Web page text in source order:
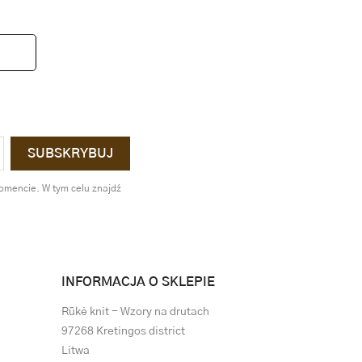
W tym celu znajdź
INFORMACJA O SKLEPIE
Rūkė knit - Wzory na drutach
97268 Kretingos district
Litwa